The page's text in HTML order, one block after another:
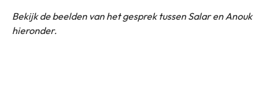
Bekijk de beelden van het gesprek tussen Salar en Anouk
hieronder.